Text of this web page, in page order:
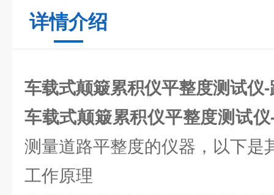
详情介绍
车载式颠簸累积仪平整度测试仪
车载式颠簸累积仪平整度测试
测量道路平整度的仪器，以下是
工作原理